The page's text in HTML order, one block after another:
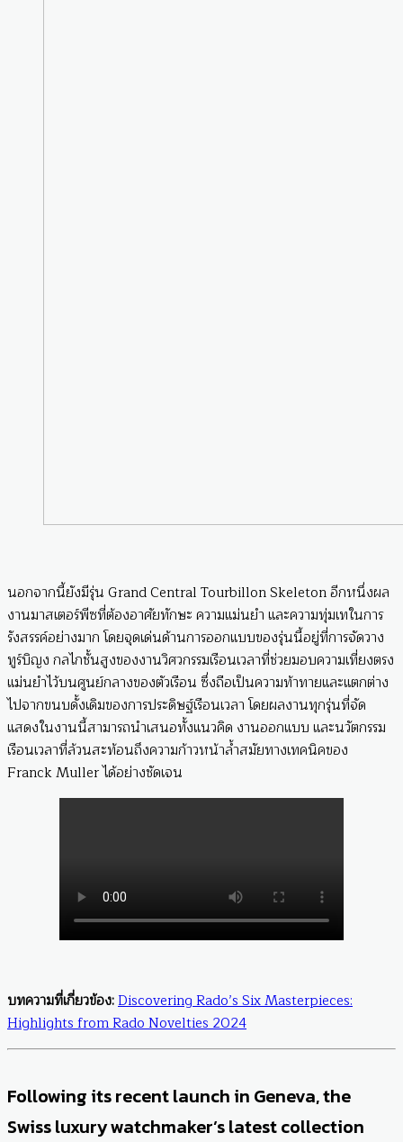
นอกจากนี้ยังมีรุ่น Grand Central Tourbillon Skeleton อีกหนึ่งผล
งานมาสเตอร์พีซที่ต้องอาศัยทักษะ ความแม่นยำ และความทุ่มเทในการ
รังสรรค์อย่างมาก โดยจุดเด่นด้านการออกแบบของรุ่นนี้อยู่ที่การจัดวาง
ทูร์บิญง กลไกชั้นสูงของงานวิศวกรรมเรือนเวลาที่ช่วยมอบความเที่ยงตรง
แม่นยำไว้บนศูนย์กลางของตัวเรือน ซึ่งถือเป็นความท้าทายและแตกต่าง
ไปจากขนบดั้งเดิมของการประดิษฐ์เรือนเวลา โดยผลงานทุกรุ่นที่จัด
แสดงในงานนี้สามารถนำเสนอทั้งแนวคิด งานออกแบบ และนวัตกรรม
เรือนเวลาที่ล้วนสะท้อนถึงความก้าวหน้าล้ำสมัยทางเทคนิคของ
Franck Muller ได้อย่างชัดเจน
บทความที่เกี่ยวข้อง:Discovering Rado’s Six Masterpieces:
Highlights from Rado Novelties 2024
Following its recent launch in Geneva, the
Swiss luxury watchmaker’s latest collection